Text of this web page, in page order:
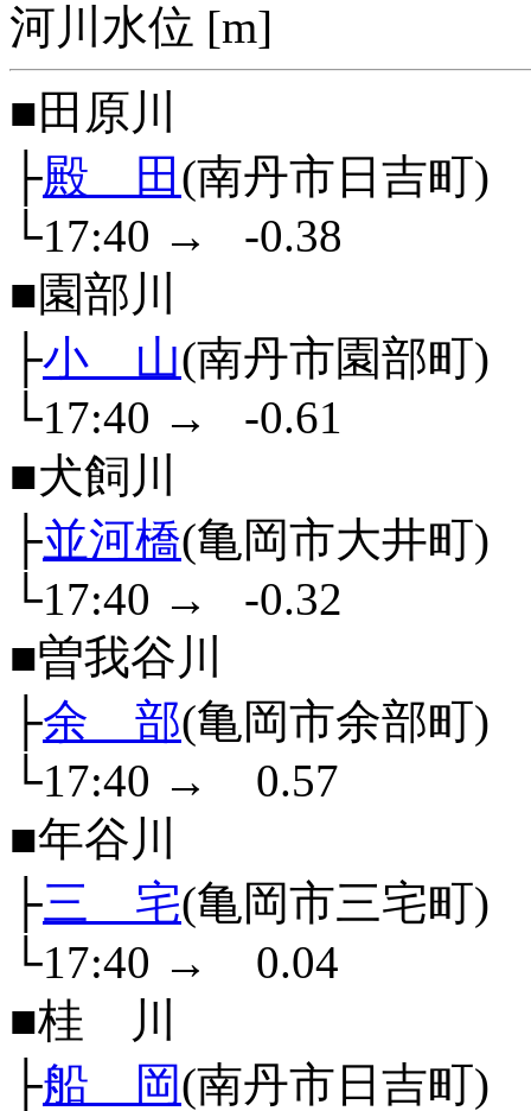
河川水位 [m]
■田原川
├殿 田 (南丹市日吉町)
└17:40 →
-0.38
■園部川
├小 山(南丹市園部町)
└17:40 →
-0.61
■犬飼川
├並河橋(亀岡市大井町)
└17:40 →
-0.32
■曽我谷川
├余 部(亀岡市余部町)
└17:40 →
0.57
■年谷川
├三 宅(亀岡市三宅町)
└17:40 →
0.04
■桂 川
├船 岡(南丹市日吉町)